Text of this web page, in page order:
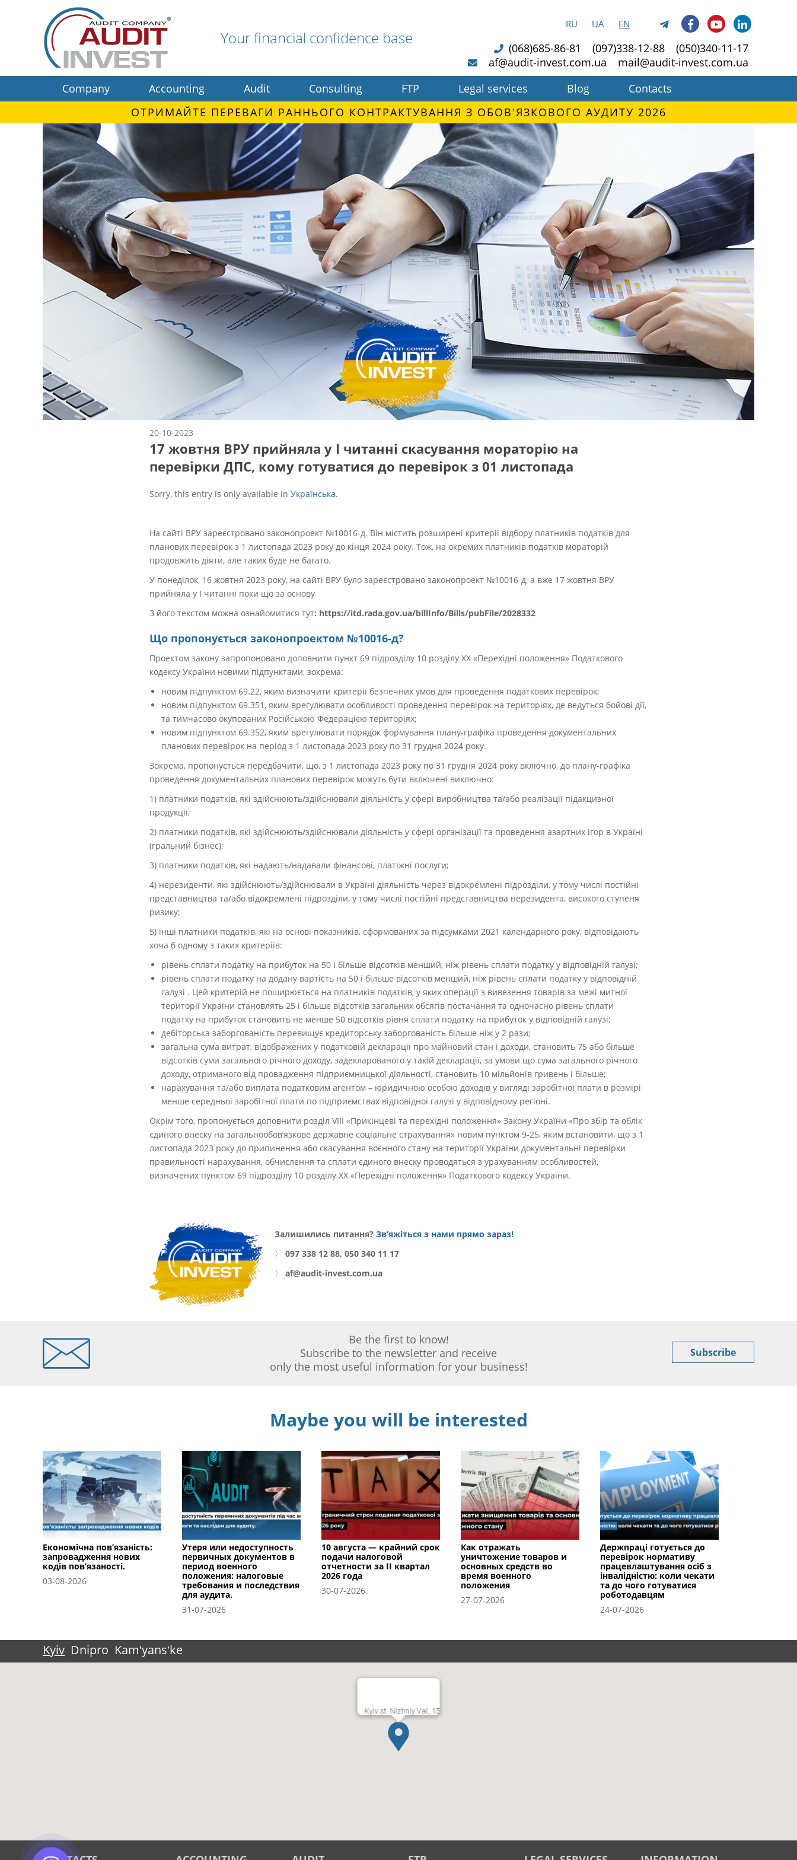
Your financial confidence base
RU UA EN
(068)685-86-81 (097)338-12-88
(050)340-11-17
af@audit-invest.com.ua
mail@audit-invest.com.ua
Company
Accounting Audit Consulting FTP Legal services Blog
Contacts
ОТРИМАЙТЕ ПЕРЕВАГИ РАННЬОГО КОНТРАКТУВАННЯ З ОБОВ'ЯЗКОВОГО АУДИТУ 2026
20-10-2023
17 жовтня ВРУ прийняла у І читанні скасування мораторію на
перевірки ДПС, кому готуватися до перевірок з 01 листопада
Sorry, this entry is only available in Українська.
На сайті ВРУ зареєстровано законопроект №10016-д. Він містить розширені критерії відбору платників податків для
планових перевірок з 1 листопада 2023 року до кінця 2024 року. Тож, на окремих платників податків мораторій
продовжить діяти, але таких буде не багато.
У понеділок, 16 жовтня 2023 року, на сайті ВРУ було зареєстровано законопроект №10016-д, а вже 17 жовтня ВРУ
прийняла у I читанні поки що за основу
З його текстом можна ознайомитися тут: https://itd.rada.gov.ua/billInfo/Bills/pubFile/2028332
Що пропонується законопроектом №10016-д?
Проектом закону запропоновано доповнити пункт 69 підрозділу 10 розділу ХХ «Перехідні положення» Податкового
кодексу України новими підпунктами, зокрема:
новим підпунктом 69.22, яким визначити критерії безпечних умов для проведення податкових перевірок;
новим підпунктом 69.351, яким врегулювати особливості проведення перевірок на територіях, де ведуться бойові дії,
та тимчасово окупованих Російською Федерацією територіях;
новим підпунктом 69.352, яким врегулювати порядок формування плану-графіка проведення документальних
планових перевірок на період з 1 листопада 2023 року по 31 грудня 2024 року.
Зокрема, пропонується передбачити, що, з 1 листопада 2023 року по 31 грудня 2024 року включно, до плану-графіка
проведення документальних планових перевірок можуть бути включені виключно:
1) платники податків, які здійснюють/здійснювали діяльність у сфері виробництва та/або реалізації підакцизної
продукції;
2) платники податків, які здійснюють/здійснювали діяльність у сфері організації та проведення азартних ігор в Україні
(гральний бізнес);
3) платники податків, які надають/надавали фінансові, платіжні послуги;
4) нерезиденти, які здійснюють/здійснювали в Україні діяльність через відокремлені підрозділи, у тому числі постійні
представництва та/або відокремлені підрозділи, у тому числі постійні представництва нерезидента, високого ступеня
ризику;
5) інші платники податків, які на основі показників, сформованих за підсумками 2021 календарного року, відповідають
хоча б одному з таких критеріїв:
рівень сплати податку на прибуток на 50 і більше відсотків менший, ніж рівень сплати податку у відповідній галузі;
рівень сплати податку на додану вартість на 50 і більше відсотків менший, ніж рівень сплати податку у відповідній
галузі . Цей критерій не поширюється на платників податків, у яких операції з вивезення товарів за межі митної
території України становлять 25 і більше відсотків загальних обсягів постачання та одночасно рівень сплати
податку на прибуток становить не менше 50 відсотків рівня сплати податку на прибуток у відповідній галузі;
дебіторська заборгованість перевищує кредиторську заборгованість більше ніж у 2 рази;
загальна сума витрат, відображених у податковій декларації про майновий стан і доходи, становить 75 або більше
відсотків суми загального річного доходу, задекларованого у такій декларації, за умови що сума загального річного
доходу, отриманого від провадження підприємницької діяльності, становить 10 мільйонів гривень і більше;
нарахування та/або виплата податковим агентом – юридичною особою доходів у вигляді заробітної плати в розмірі
менше середньої заробітної плати по підприємствах відповідної галузі у відповідному регіоні.
Окрім того, пропонується доповнити розділ VIII «Прикінцеві та перехідні положення» Закону України «Про збір та облік
єдиного внеску на загальнообов’язкове державне соціальне страхування» новим пунктом 9-25, яким встановити, що з 1
листопада 2023 року до припинення або скасування воєнного стану на території України документальні перевірки
правильності нарахування, обчислення та сплати єдиного внеску проводяться з урахуванням особливостей,
визначених пунктом 69 підрозділу 10 розділу XX «Перехідні положення» Податкового кодексу України.
Залишились питання? Зв’яжіться з нами прямо зараз!
〉
097 338 12 88, 050 340 11 17
〉
af@audit-invest.com.ua
Be the first to know!
Subscribe to the newsletter and receive
only the most useful information for your business!
Subscribe
Maybe you will be interested
Економічна пов’язаність:
запровадження нових
кодів пов’язаності.
03-08-2026
Утеря или недоступность
первичных документов в
период военного
положения: налоговые
требования и последствия
для аудита.
31-07-2026
10 августа — крайний срок
подачи налоговой
отчетности за II квартал
2026 года
30-07-2026
Как отражать
уничтожение товаров и
основных средств во
время военного
положения
27-07-2026
Держпраці готується до
перевірок нормативу
працевлаштування осіб з
інвалідністю: коли чекати
та до чого готуватися
роботодавцям
24-07-2026
Kyiv Dnipro Kam'yansʹke
Kyiv st. Nizhniy Val, 15